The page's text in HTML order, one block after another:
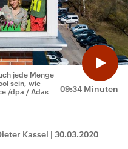
09:34 Minuten
jede Menge
sein, wie
/dpa / Adas
Kassel | 30.03.2020